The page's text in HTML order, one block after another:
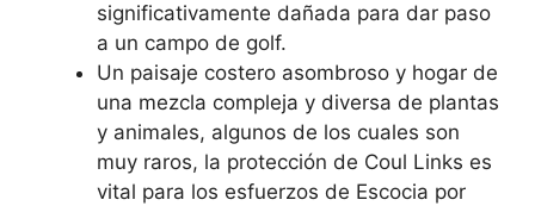
significativamente dañada para dar paso
a un campo de golf.
Un paisaje costero asombroso y hogar de
una mezcla compleja y diversa de plantas
y animales, algunos de los cuales son
muy raros, la protección de Coul Links es
vital para los esfuerzos de Escocia por